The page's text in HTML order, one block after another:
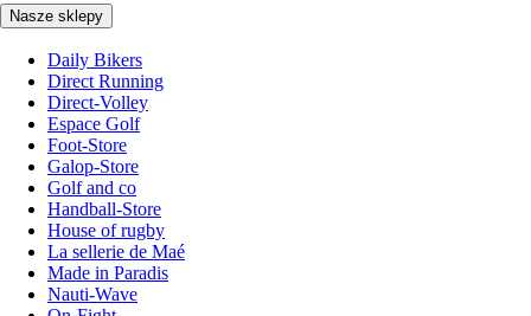
Nasze sklepy
Daily Bikers
Direct Running
Direct-Volley
Espace Golf
Foot-Store
Galop-Store
Golf and co
Handball-Store
House of rugby
La sellerie de Maé
Made in Paradis
Nauti-Wave